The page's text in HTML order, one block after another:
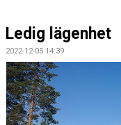
FRITIDSKORTET / STÖDFOND
UTLÄGG/ERSÄTTNING
FÖRSÄKRING / SKADOR
Ledig lägenhet
2022-12-05 14:39